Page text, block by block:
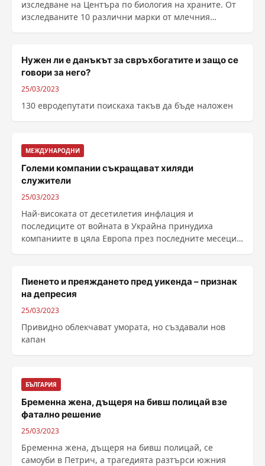
изследване на Центъра по биология на храните. От
изследваните 10 различни марки от млечния
Нужен ли е данъкът за свръхбогатите и защо се
говори за него?
25/03/2023
130 евродепутати поискаха такъв да бъде наложен
МЕЖДУНАРОДНИ
Големи компании съкращават хиляди
служители
25/03/2023
Най-високата от десетилетия инфлация и
последиците от войната в Украйна принудиха
компаниите в цяла Европа през последните месеци
Пиенето и преяждането пред уикенда – признак
на депресия
25/03/2023
Привидно облекчават умората, но създавали нов
капан
БЪЛГАРИЯ
Бременна жена, дъщеря на бивш полицай взе
фатално решение
25/03/2023
Бременна жена, дъщеря на бивш полицай, се
самоуби в Петрич, а трагедията разтърси южния